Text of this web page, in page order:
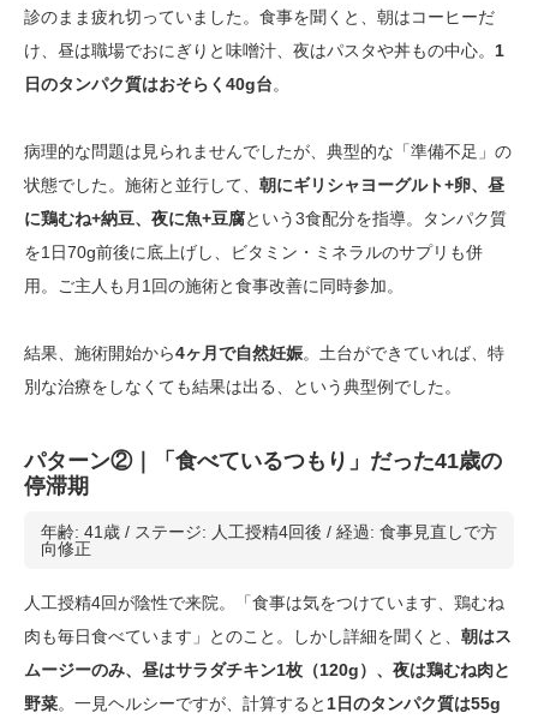
診のまま疲れ切っていました。食事を聞くと、朝はコーヒーだ
け、昼は職場でおにぎりと味噌汁、夜はパスタや丼もの中心。 1
日のタンパク質はおそらく40g台。
病理的な問題は見られませんでしたが、典型的な「準備不足」の
状態でした。施術と並行して、 朝にギリシャヨーグルト+卵、昼
に鶏むね+納豆、夜に魚+豆腐という3食配分を指導。タンパク質
を1日70g前後に底上げし、ビタミン・ミネラルのサプリも併
用。ご主人も月1回の施術と食事改善に同時参加。
結果、施術開始から4ヶ月で自然妊娠。土台ができていれば、特
別な治療をしなくても結果は出る、という典型例でした。
パターン②｜「食べているつもり」だった41歳の
停滞期
年齢: 41歳 / ステージ: 人工授精4回後 / 経過: 食事見直しで方
向修正
人工授精4回が陰性で来院。「食事は気をつけています、鶏むね
肉も毎日食べています」とのこと。しかし詳細を聞くと、 朝はス
ムージーのみ、昼はサラダチキン1枚（120g）、夜は鶏むね肉と
野菜。一見ヘルシーですが、計算すると 1日のタンパク質は55g